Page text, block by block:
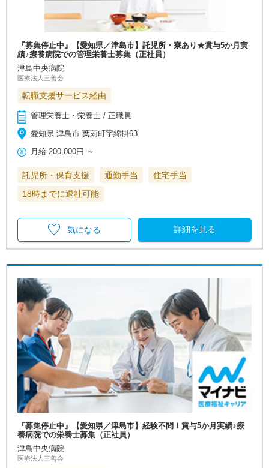
『募集停止中』【愛知県／津島市】託児所・寮あり★賞与5か月実
績♪療養病院での管理栄養士募集（正社員）
津島中央病院
医療法人三善会
転職支援サービス経由
管理栄養士・栄養士 / 正職員
愛知県 津島市 葉苅町字綿掛63
月給 200,000円 ～
託児所・保育支援 通勤手当
住宅手当
18時までに退社可能
詳細を見る
気になる
『募集停止中』【愛知県／津島市】経験不問！賞与5か月実績♪療
養病院での栄養士募集（正社員）
津島中央病院
医療法人三善会